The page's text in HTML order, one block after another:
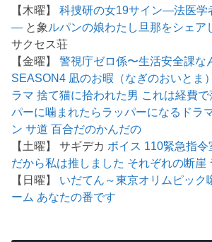
【木曜】科捜研の女19サイン―法医学
― と象 ルパンの娘わたし旦那をシェア
サクセス荘
【金曜】警視庁ゼロ係〜生活安全課な
SEASON4 凪のお暇（なぎのおいとま）
ラマ 捨て猫に拾われた男 これは経費で
パーに噛まれたらラッパーになるドラ
ン サ道 百合だのかんだの
【土曜】 サギデカ ボイス 110緊急指令
だから私は推しました それぞれの断崖
【日曜】 いだてん～東京オリムピック
ーム あなたの番です